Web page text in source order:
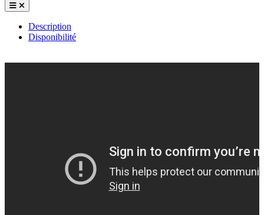
Description
Disponibilité